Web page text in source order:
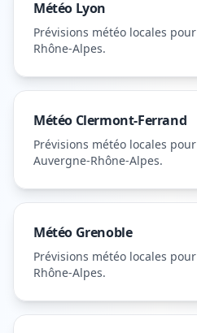
Météo Lyon
Prévisions météo locales pour
Rhône-Alpes.
Météo Clermont-Ferrand
Prévisions météo locales pour
Auvergne-Rhône-Alpes.
Météo Grenoble
Prévisions météo locales pour
Rhône-Alpes.